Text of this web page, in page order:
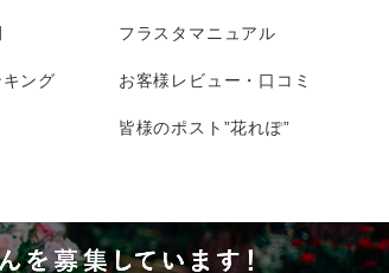
ング
フラスタマニュアル
お客様レビュー・口コミ
皆様のポスト”花れぽ”